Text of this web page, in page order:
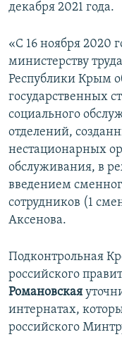
декабря 2021 года.
«С 16 ноября 2020
министерству
Республики Крым
государственных
социального
отделений,
нестационарных
обслуживания, в
введением
сотрудников (1
Аксенова.
Подконтрольная
российского
Романовская
интернатах,
российского